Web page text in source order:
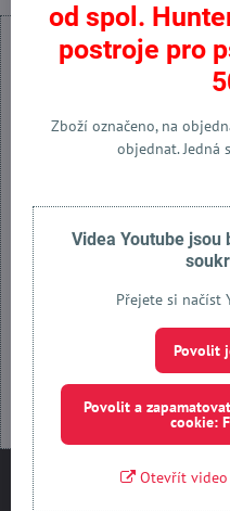
Externí obsah je
Povolit a zapamatovat -
Otevřít
Kontakty
od spol.
postroje pro
Zboží označeno, na
objednat. Jedná
Videa Youtube jsou
Přejete si načíst
Povolit
Povolit a
cookie:
Otevřít